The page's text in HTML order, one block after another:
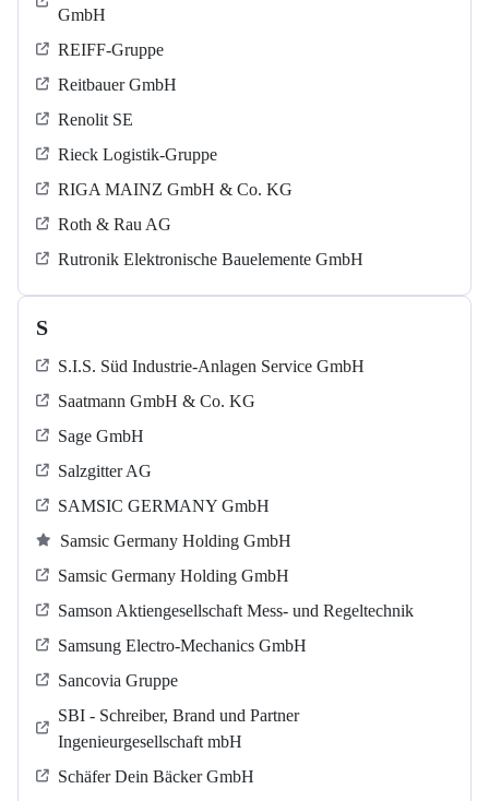
GmbH
REIFF-Gruppe
Reitbauer GmbH
Renolit SE
Rieck Logistik-Gruppe
RIGA MAINZ GmbH & Co. KG
Roth & Rau AG
Rutronik Elektronische Bauelemente GmbH
S
S.I.S. Süd Industrie-Anlagen Service GmbH
Saatmann GmbH & Co. KG
Sage GmbH
Salzgitter AG
SAMSIC GERMANY GmbH
Samsic Germany Holding GmbH
Samsic Germany Holding GmbH
Samson Aktiengesellschaft Mess- und Regeltechnik
Samsung Electro-Mechanics GmbH
Sancovia Gruppe
SBI - Schreiber, Brand und Partner
Ingenieurgesellschaft mbH
Schäfer Dein Bäcker GmbH